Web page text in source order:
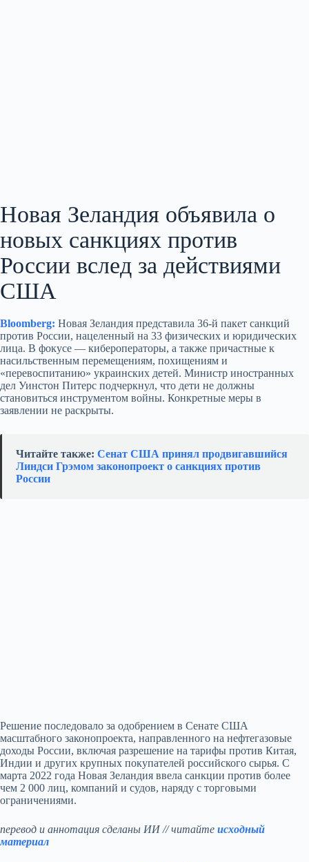
Новая Зеландия объявила о
новых санкциях против
России вслед за действиями
США
Bloomberg: Новая Зеландия представила 36-й пакет санкций
против России, нацеленный на 33 физических и юридических
лица. В фокусе — кибероператоры, а также причастные к
насильственным перемещениям, похищениям и
«перевоспитанию» украинских детей. Министр иностранных
дел Уинстон Питерс подчеркнул, что дети не должны
становиться инструментом войны. Конкретные меры в
заявлении не раскрыты.
Читайте также: Сенат США принял продвигавшийся
Линдси Грэмом законопроект о санкциях против
России
Решение последовало за одобрением в Сенате США
масштабного законопроекта, направленного на нефтегазовые
доходы России, включая разрешение на тарифы против Китая,
Индии и других крупных покупателей российского сырья. С
марта 2022 года Новая Зеландия ввела санкции против более
чем 2 000 лиц, компаний и судов, наряду с торговыми
ограничениями.
перевод и аннотация сделаны ИИ // читайте исходный
материал